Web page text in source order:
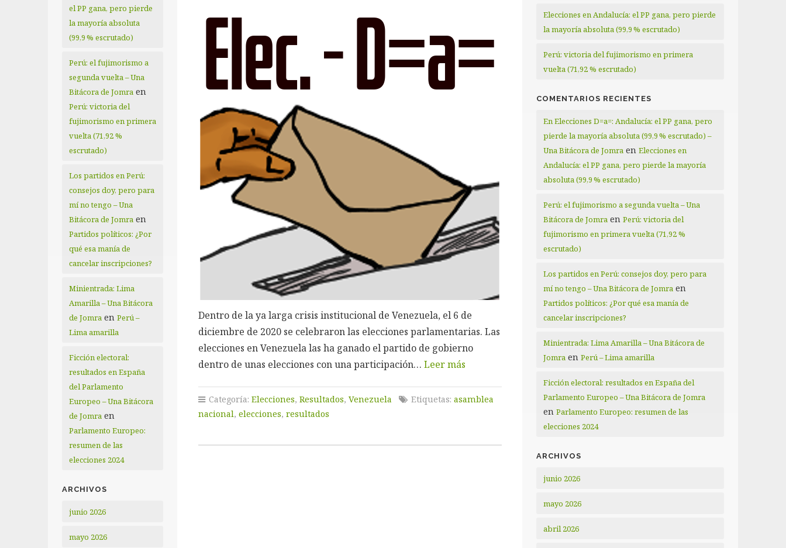
el PP gana, pero pierde
la mayoría absoluta
(99,9 % escrutado)
Perú: el fujimorismo a
segunda vuelta – Una
Bitácora de Jomra en
Perú: victoria del
fujimorismo en primera
vuelta (71,92 %
escrutado)
Los partidos en Perú:
consejos doy, pero para
mí no tengo – Una
Bitácora de Jomra en
Partidos políticos: ¿Por
qué esa manía de
cancelar inscripciones?
Minientrada: Lima
Amarilla – Una Bitácora
de Jomra en Perú –
Lima amarilla
Ficción electoral:
resultados en España
del Parlamento
Europeo – Una Bitácora
de Jomra en
Parlamento Europeo:
resumen de las
elecciones 2024
ARCHIVOS
junio 2026
mayo 2026
Dentro de la ya larga crisis institucional de Venezuela, el 6 de
diciembre de 2020 se celebraron las elecciones parlamentarias. Las
elecciones en Venezuela las ha ganado el partido de gobierno
dentro de unas elecciones con una participación… Leer más
Categoría: Elecciones, Resultados, Venezuela Etiquetas: asamblea
nacional, elecciones, resultados
Elecciones en Andalucía: el PP gana, pero pierde
la mayoría absoluta (99,9 % escrutado)
Perú: victoria del fujimorismo en primera
vuelta (71,92 % escrutado)
COMENTARIOS RECIENTES
En Elecciones D=a=: Andalucía: el PP gana, pero
pierde la mayoría absoluta (99,9 % escrutado) –
Una Bitácora de Jomra enElecciones en
Andalucía: el PP gana, pero pierde la mayoría
absoluta (99,9 % escrutado)
Perú: el fujimorismo a segunda vuelta – Una
Bitácora de Jomra enPerú: victoria del
fujimorismo en primera vuelta (71,92 %
escrutado)
Los partidos en Perú: consejos doy, pero para
mí no tengo – Una Bitácora de Jomra en
Partidos políticos: ¿Por qué esa manía de
cancelar inscripciones?
Minientrada: Lima Amarilla – Una Bitácora de
Jomra enPerú – Lima amarilla
Ficción electoral: resultados en España del
Parlamento Europeo – Una Bitácora de Jomra
enParlamento Europeo: resumen de las
elecciones 2024
ARCHIVOS
junio 2026
mayo 2026
abril 2026